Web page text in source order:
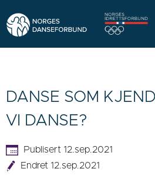
DANSE SOM
VI DANSE?
Publisert 12.sep.2021
Endret 12.sep.2021